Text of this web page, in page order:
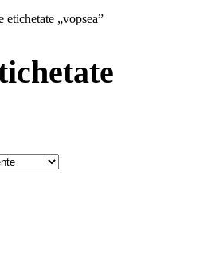
etichetate „vopsea”